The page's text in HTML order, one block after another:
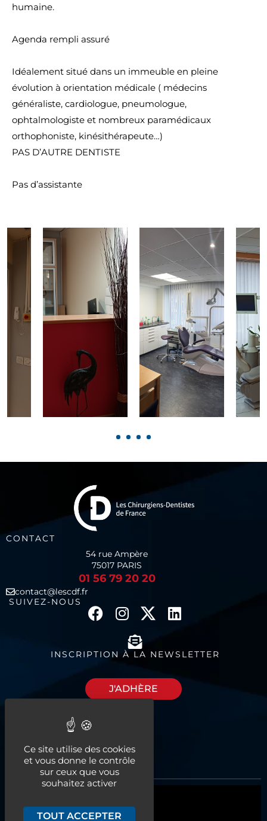
humaine.
Agenda rempli assuré
Idéalement situé dans un immeuble en pleine
évolution à orientation médicale ( médecins
généraliste, cardiologue, pneumologue,
ophtalmologiste et nombreux paramédicaux
orthophoniste, kinésithérapeute…)
PAS D’AUTRE DENTISTE
Pas d’assistante
CONTACT
54 rue Ampère
75017 PARIS
01 56 79 20 20
contact@lescdf.fr
SUIVEZ-NOUS
INSCRIPTION À LA NEWSLETTER
J'ADHÈRE
espaces à louer
Ce site utilise des cookies
et vous donne le contrôle
sur ceux que vous
souhaitez activer
TOUT ACCEPTER